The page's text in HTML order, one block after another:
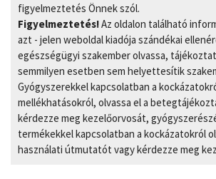
figyelmeztetés Önnek szól.
Figyelmeztetés!Az oldalon található
azt - jelen weboldal kiadója szándékai
egészségügyi szakember olvassa,
semmilyen esetben sem helyettesítik
Gyógyszerekkel kapcsolatban a
mellékhatásokról, olvassa el a
kérdezze meg kezelőorvosát,
termékekkel kapcsolatban a kockázatokról
használati útmutatót vagy kérdezze meg